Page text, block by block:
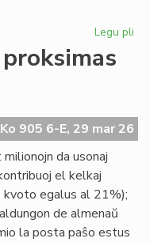
Legu pli
la
905 6-E, 29 mar 26
da usonaj
el kelkaj
kvoto egalus al 21%);
de almenaŭ
la posta paŝo estus